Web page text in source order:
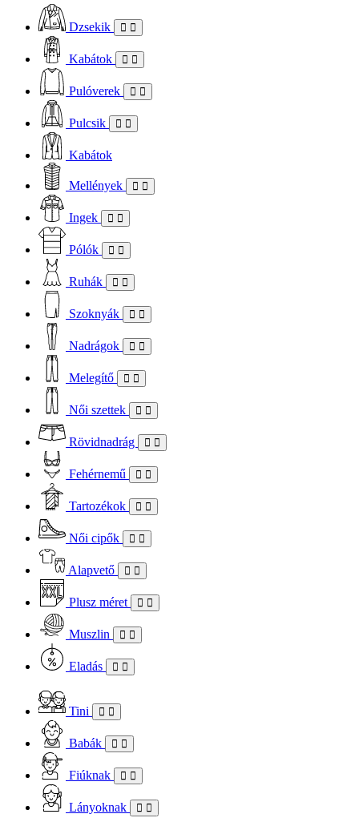
Dzsekik
Kabátok
Pulóverek
Pulcsik
Kabátok
Mellények
Ingek
Pólók
Ruhák
Szoknyák
Nadrágok
Melegítő
Női szettek
Rövidnadrág
Fehérnemű
Tartozékok
Női cipők
Alapvető
Plusz méret
Muszlin
Eladás
Tini
Babák
Fiúknak
Lányoknak